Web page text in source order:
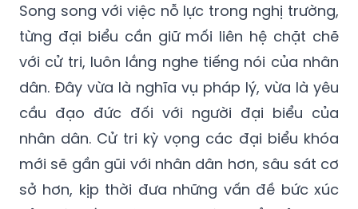
Song song với việc nỗ lực trong nghị trường,
từng đại biểu cần giữ mối liên hệ chặt chẽ
với cử tri, luôn lắng nghe tiếng nói của nhân
dân. Đây vừa là nghĩa vụ pháp lý, vừa là yêu
cầu đạo đức đối với người đại biểu của
nhân dân. Cử tri kỳ vọng các đại biểu khóa
mới sẽ gần gũi với nhân dân hơn, sâu sát cơ
sở hơn, kịp thời đưa những vấn đề bức xúc